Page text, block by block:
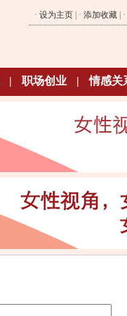
· 设为主页 | · 添加收藏 | ·
| 职场创业 | 情感关